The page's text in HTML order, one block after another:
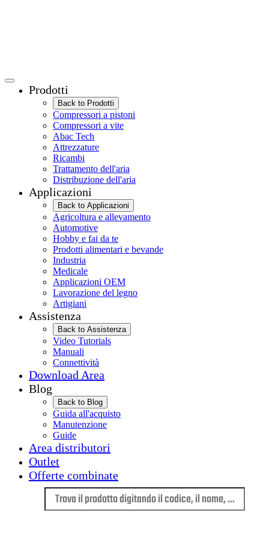
Prodotti
Back to Prodotti
Compressori a pistoni
Compressori a vite
Abac Tech
Attrezzature
Ricambi
Trattamento dell'aria
Distribuzione dell'aria
Applicazioni
Back to Applicazioni
Agricoltura e allevamento
Automotive
Hobby e fai da te
Prodotti alimentari e bevande
Industria
Medicale
Applicazioni OEM
Lavorazione del legno
Artigiani
Assistenza
Back to Assistenza
Video Tutorials
Manuali
Connettività
Download Area
Blog
Back to Blog
Guida all'acquisto
Manutenzione
Guide
Area distributori
Outlet
Offerte combinate